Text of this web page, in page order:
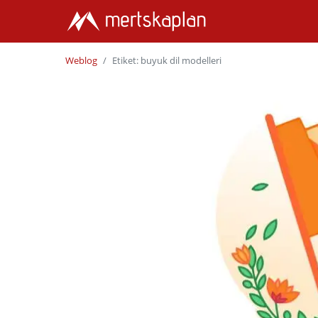
Weblog Etiket: buyuk dil modelleri